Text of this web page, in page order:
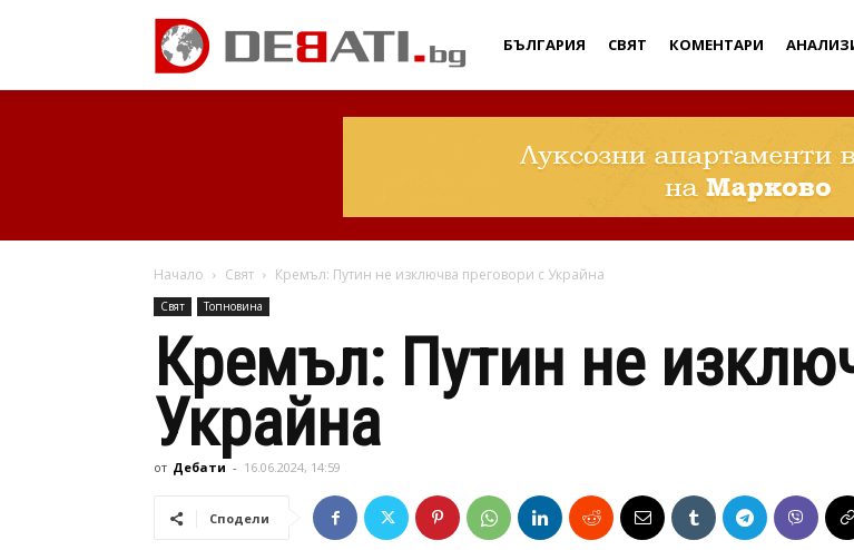
Дебати
БЪЛГАРИЯ СВЯТ КОМЕНТАРИ
Начало Свят Кремъл: Путин не изключва преговори с Украйна
Свят Топновина
Кремъл: Путин не
Украйна
от Дебати - 16.06.2024, 14:59
Сподели